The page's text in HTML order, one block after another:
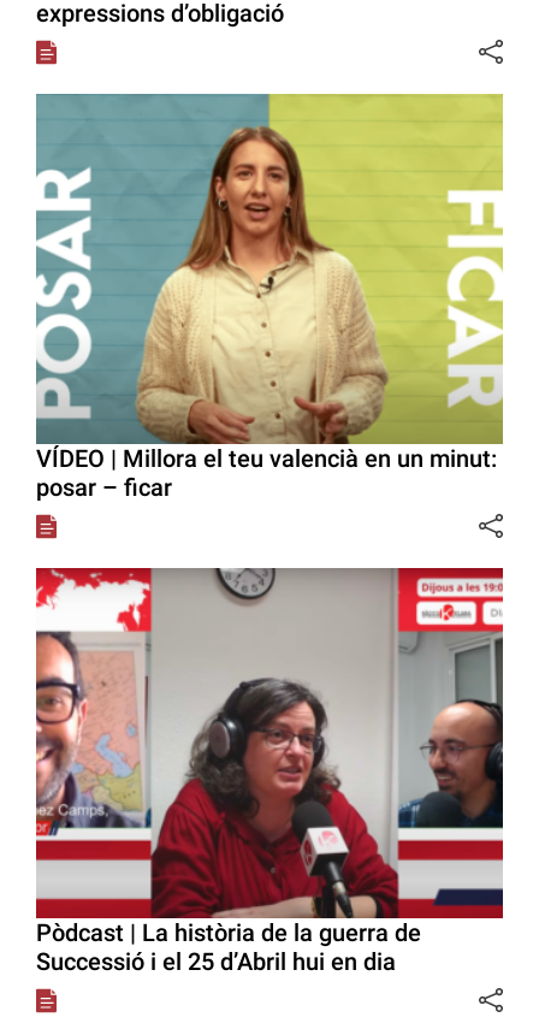
expressions d’obligació
VÍDEO | Millora el teu valencià en un minut:
posar – ficar
Pòdcast | La història de la guerra de
Successió i el 25 d’Abril hui en dia